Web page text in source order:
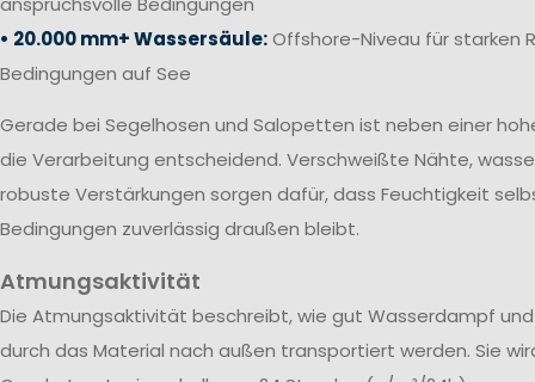
• 20.000 mm+ Wassersäule:Offshore-Niveau für starken
Bedingungen auf See
Gerade bei Segelhosen und Salopetten ist neben einer
die Verarbeitung entscheidend. Verschweißte Nähte,
robuste Verstärkungen sorgen dafür, dass Feuchtigkeit
Bedingungen zuverlässig draußen bleibt.
Atmungsaktivität
Die Atmungsaktivität beschreibt, wie gut Wasserdampf
durch das Material nach außen transportiert werden. Sie